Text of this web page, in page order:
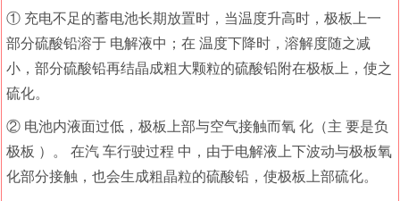
① 充电不足的蓄电池长期放置时，当温度升高时，极板上一
部分硫酸铅溶于 电解液中；在 温度下降时，溶解度随之减
小，部分硫酸铅再结晶成粗大颗粒的硫酸铅附在极板上，使之
硫化。
② 电池内液面过低，极板上部与空气接触而氧 化（主 要是负
极板 ）。 在汽 车行驶过程 中，由于电解液上下波动与极板氧
化部分接触，也会生成粗晶粒的硫酸铅，使极板上部硫化。